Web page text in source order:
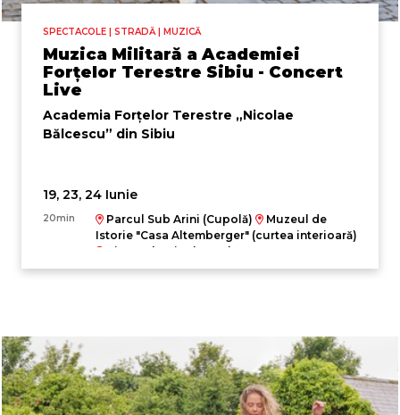
SPECTACOLE | STRADĂ | MUZICĂ
Muzica Militară a Academiei
Forțelor Terestre Sibiu - Concert
Live
Academia Forțelor Terestre „Nicolae
Bălcescu” din Sibiu
19, 23, 24 Iunie
20min Parcul Sub Arini (Cupolă)
Muzeul de
Istorie "Casa Altemberger" (curtea interioară)
Pietonala Nicolae Bălcescu